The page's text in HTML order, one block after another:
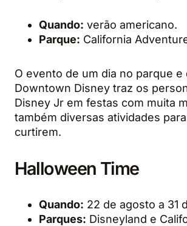
Quando: verão americano.
Parque: California
O evento de um dia no parque e
Downtown Disney traz os
Disney Jr em festas com muita
também diversas atividades
curtirem.
Halloween Time
Quando: 22 de agosto a 31
Parques: Disneyland e